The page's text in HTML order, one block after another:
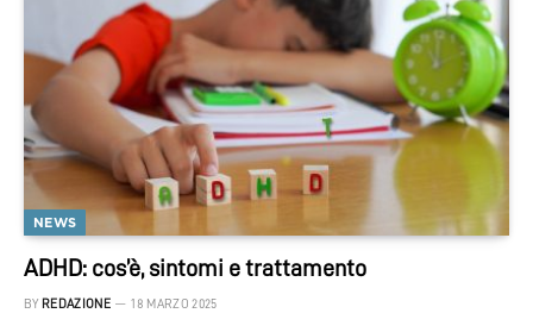
NEWS
ADHD: cos’è, sintomi e trattamento
BY REDAZIONE 18 MARZO 2025